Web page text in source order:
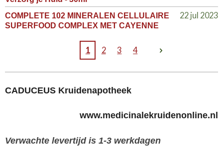
COMPLETE 102 MINERALEN CELLULAIRE
SUPERFOOD COMPLEX MET CAYENNE
22 jul 2023
1 2 3 4
CADUCEUS Kruidenapotheek
www.medicinalekruidenonline.nl
Verwachte levertijd is 1-3 werkdagen